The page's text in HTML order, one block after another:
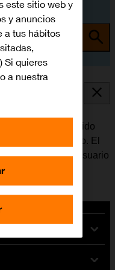
sensible
registre contenido
en el teléfono. El
sale borroso y el usuario
por verlo.
este sitio web y
y anuncios
a tus hábitos
Si quieres
a nuestra